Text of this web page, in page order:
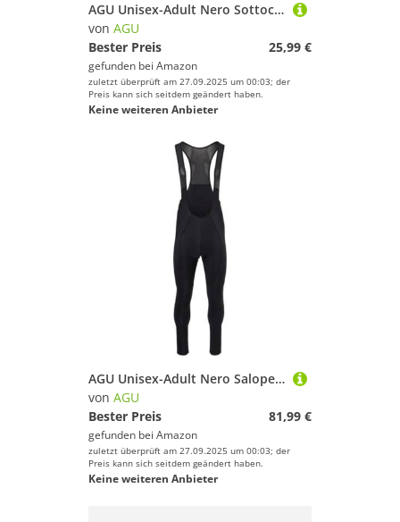
AGU Unisex-Adult Nero Sottocasco Softshell Cap II Antivento, L-XL
von AGU
Bester Preis
25,99 €
gefunden bei Amazon
zuletzt überprüft am 27.09.2025 um 00:03; der
Preis kann sich seitdem geändert haben.
Keine weiteren Anbieter
AGU Unisex-Adult Nero Salopette Lunga Mid-Season II Sport Uomo, XL
von AGU
Bester Preis
81,99 €
gefunden bei Amazon
zuletzt überprüft am 27.09.2025 um 00:03; der
Preis kann sich seitdem geändert haben.
Keine weiteren Anbieter